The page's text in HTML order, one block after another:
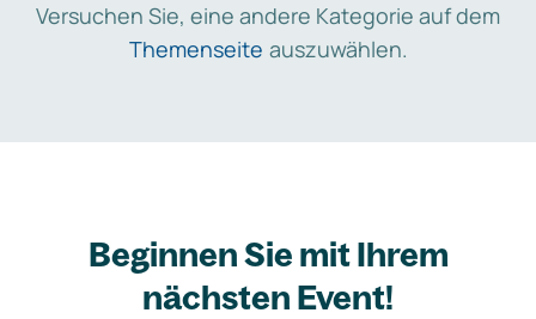
Versuchen Sie, eine andere Kategorie auf dem
Themenseite auszuwählen.
Beginnen Sie mit Ihrem
nächsten Event!